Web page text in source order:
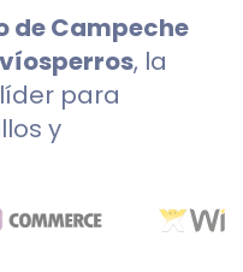
de Campeche
, la
líder para
y